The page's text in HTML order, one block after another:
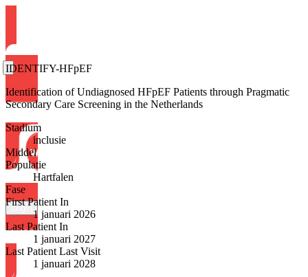
Login
IDENTIFY-HFpEF
Identification of Undiagnosed HFpEF Patients through Pragmatic
Secondary Care Screening in the Netherlands
Stadium
inclusie
Middel
Populatie
Hartfalen
Fase
First Patient In
1 januari 2026
Last Patient In
1 januari 2027
Last Patient Last Visit
1 januari 2028